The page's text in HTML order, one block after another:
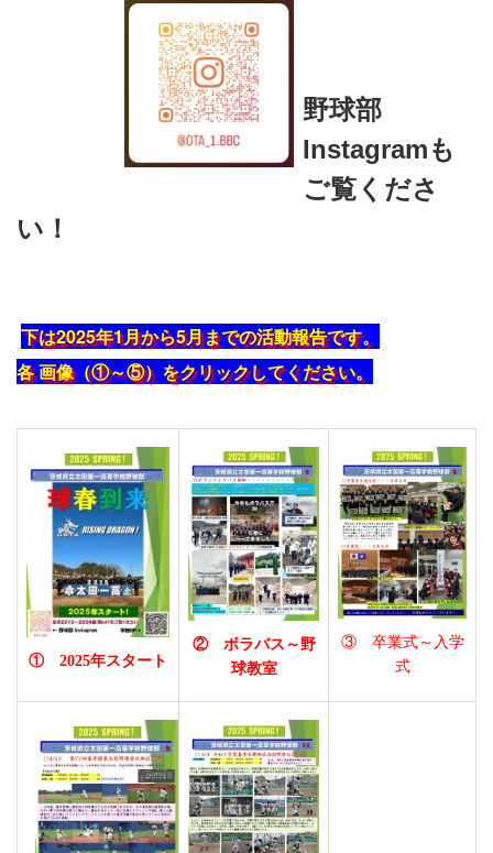
野球部
Instagramも
ご覧くださ
い！
下は2025年1月から5月までの活動報告です。
各 画像（①～⑤）をクリックしてください。
① 2025年スタート
② ボラバス～野
球教室
③ 卒業式～入学
式